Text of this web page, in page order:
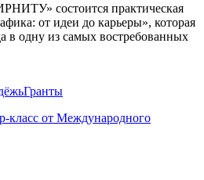
состоится практическая
от идеи до карьеры», которая
в одну из самых востребованных